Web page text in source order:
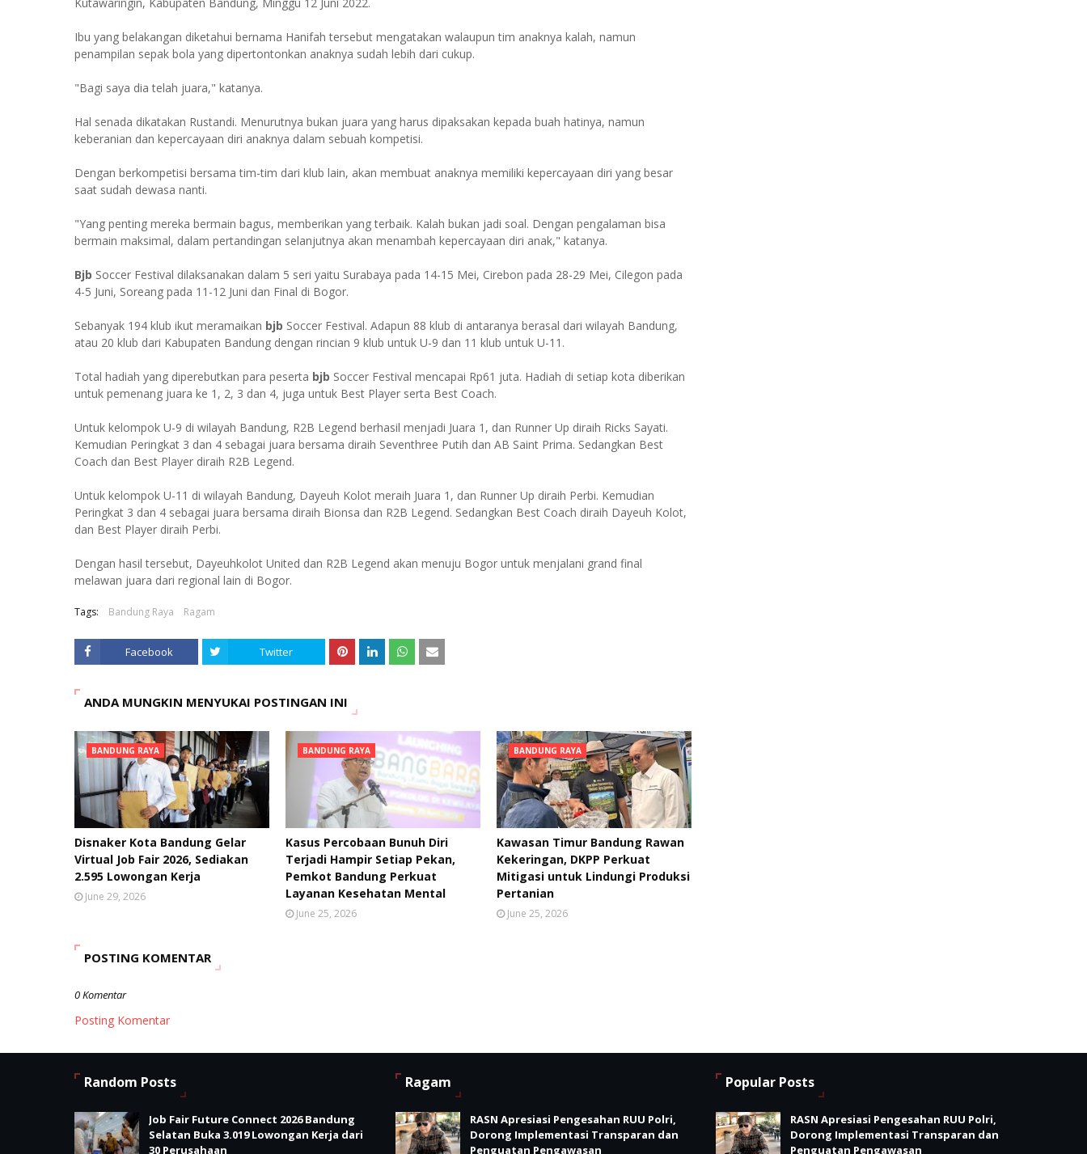
Ibu yang belakangan diketahui bernama Hanifah tersebut mengatakan walaupun tim anaknya kalah, namun
penampilan sepak bola yang dipertontonkan anaknya sudah lebih dari cukup.
"Bagi saya dia telah juara," katanya.
Hal senada dikatakan Rustandi. Menurutnya bukan juara yang harus dipaksakan kepada buah hatinya, namun
keberanian dan kepercayaan diri anaknya dalam sebuah kompetisi.
Dengan berkompetisi bersama tim-tim dari klub lain, akan membuat anaknya memiliki kepercayaan diri yang besar
saat sudah dewasa nanti.
"Yang penting mereka bermain bagus, memberikan yang terbaik. Kalah bukan jadi soal. Dengan pengalaman bisa
bermain maksimal, dalam pertandingan selanjutnya akan menambah kepercayaan diri anak," katanya.
Bjb Soccer Festival dilaksanakan dalam 5 seri yaitu Surabaya pada 14-15 Mei, Cirebon pada 28-29 Mei, Cilegon pada
4-5 Juni, Soreang pada 11-12 Juni dan Final di Bogor.
Sebanyak 194 klub ikut meramaikan bjb Soccer Festival. Adapun 88 klub di antaranya berasal dari wilayah Bandung,
atau 20 klub dari Kabupaten Bandung dengan rincian 9 klub untuk U-9 dan 11 klub untuk U-11.
Total hadiah yang diperebutkan para peserta bjb Soccer Festival mencapai Rp61 juta. Hadiah di setiap kota diberikan
untuk pemenang juara ke 1, 2, 3 dan 4, juga untuk Best Player serta Best Coach.
Untuk kelompok U-9 di wilayah Bandung, R2B Legend berhasil menjadi Juara 1, dan Runner Up diraih Ricks Sayati.
Kemudian Peringkat 3 dan 4 sebagai juara bersama diraih Seventhree Putih dan AB Saint Prima. Sedangkan Best
Coach dan Best Player diraih R2B Legend.
Untuk kelompok U-11 di wilayah Bandung, Dayeuh Kolot meraih Juara 1, dan Runner Up diraih Perbi. Kemudian
Peringkat 3 dan 4 sebagai juara bersama diraih Bionsa dan R2B Legend. Sedangkan Best Coach diraih Dayeuh Kolot,
dan Best Player diraih Perbi.
Dengan hasil tersebut, Dayeuhkolot United dan R2B Legend akan menuju Bogor untuk menjalani grand final
melawan juara dari regional lain di Bogor.
Tags: Bandung Raya Ragam
Facebook Twitter
ANDA MUNGKIN MENYUKAI POSTINGAN INI
BANDUNG RAYA
Disnaker Kota Bandung Gelar
Virtual Job Fair 2026, Sediakan
2.595 Lowongan Kerja
June 29, 2026
BANDUNG RAYA
Kasus Percobaan Bunuh Diri
Terjadi Hampir Setiap Pekan,
Pemkot Bandung Perkuat
Layanan Kesehatan Mental
June 25, 2026
BANDUNG RAYA
Kawasan Timur Bandung Rawan
Kekeringan, DKPP Perkuat
Mitigasi untuk Lindungi Produksi
Pertanian
June 25, 2026
POSTING KOMENTAR
0 Komentar
Posting Komentar
Random Posts
Job Fair Future Connect 2026 Bandung
Selatan Buka 3.019 Lowongan Kerja dari
30 Perusahaan
Ragam
RASN Apresiasi Pengesahan RUU Polri,
Dorong Implementasi Transparan dan
Penguatan Pengawasan
Popular Posts
RASN Apresiasi Pengesahan RUU Polri,
Dorong Implementasi Transparan dan
Penguatan Pengawasan